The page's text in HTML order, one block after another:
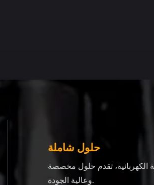
حلول شاملة
الكهربائية، تقدم حلول مخصصة
وعالية الجودة.